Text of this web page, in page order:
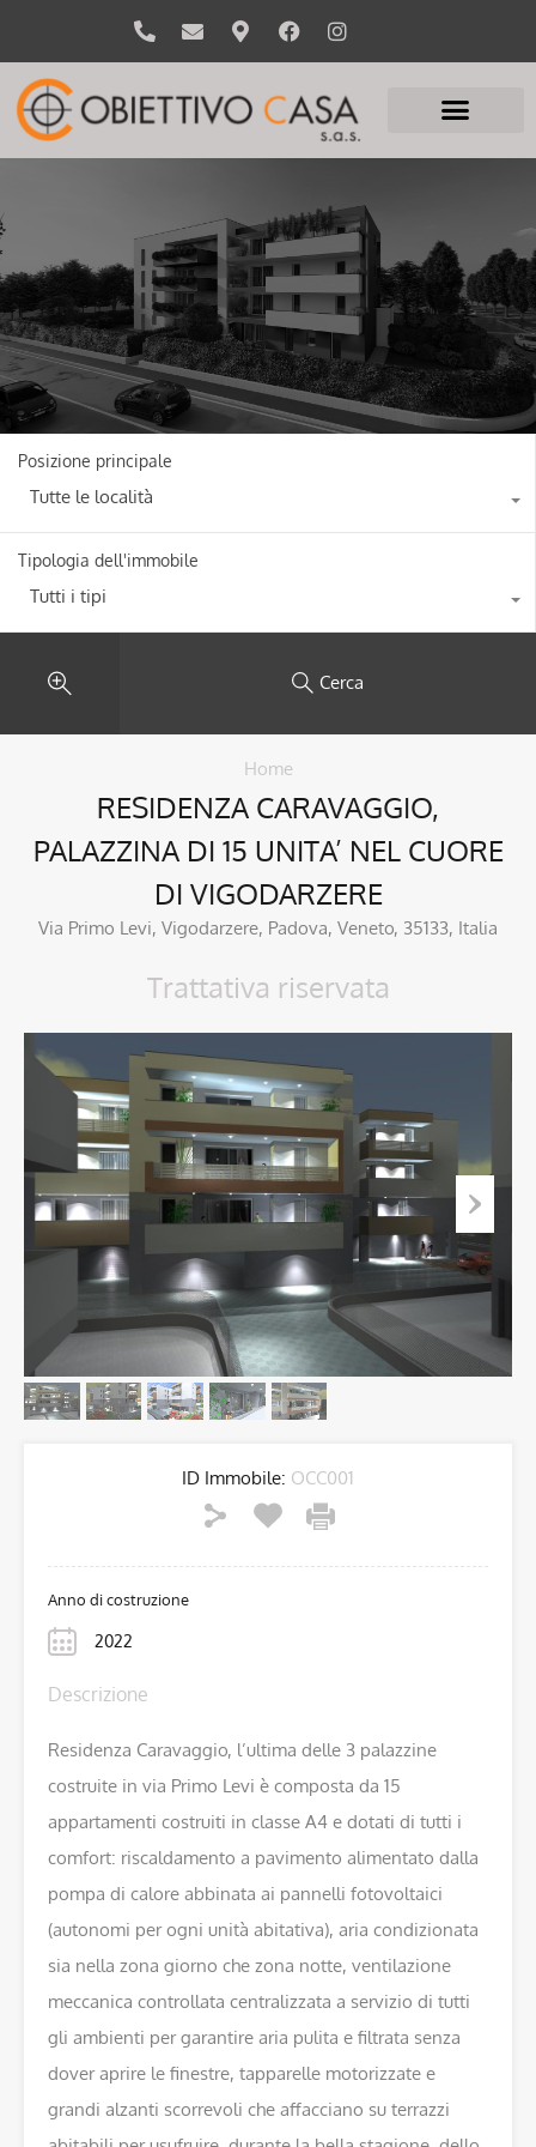
Posizione principale
Tutte le località
Tipologia dell'immobile
Tutti i tipi
Cerca
Home
RESIDENZA CARAVAGGIO,
PALAZZINA DI 15 UNITA’ NEL CUORE
DI VIGODARZERE
Via Primo Levi, Vigodarzere, Padova, Veneto, 35133, Italia
Trattativa riservata
ID Immobile: OCC001
Anno di costruzione
2022
Descrizione
Residenza Caravaggio, l’ultima delle 3 palazzine
costruite in via Primo Levi è composta da 15
appartamenti costruiti in classe A4 e dotati di tutti i
comfort: riscaldamento a pavimento alimentato dalla
pompa di calore abbinata ai pannelli fotovoltaici
(autonomi per ogni unità abitativa), aria condizionata
sia nella zona giorno che zona notte, ventilazione
meccanica controllata centralizzata a servizio di tutti
gli ambienti per garantire aria pulita e filtrata senza
dover aprire le finestre, tapparelle motorizzate e
grandi alzanti scorrevoli che affacciano su terrazzi